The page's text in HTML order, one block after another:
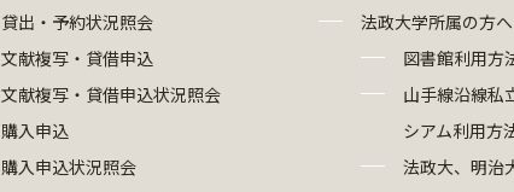
貸出・予約状況照会
文献複写・貸借申込
文献複写・貸借申込状況照会
購入申込
購入申込状況照会
法政大学所属の方へ
図書館利用方
山手線沿線私
シアム利用方
法政大、明治